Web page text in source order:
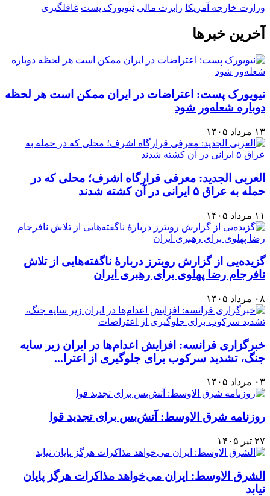
وزارت خارجه آمریکا رابرت مالی نیویورک پست غافلگیری
آخرین خبرها
نیویورک پست: اعتراضات در ایران ممکن است هر لحظه
دوباره شعله‌ور شود
۱۳ مرداد ۱۴۰۵
العربی الجدید: معرفی قرارگاه اشرف؛ محلی که در
حمله به عراق ۵ ایرانی در آن کشته شدند
۱۱ مرداد ۱۴۰۵
گزیده‌یی از گزارش رویترز دربارهٔ ناگفته‌هایی از تلاش
نافرجام رضا پهلوی برای رهبری ایران
۰۸ مرداد ۱۴۰۵
خبرگزاری فرانسه: افزایش اعدام‌ها در ایران زیر سایه
جنگ، تشدید سرکوب برای جلوگیری از اعترا...
۰۳ مرداد ۱۴۰۵
روزنامه شرق الاوسط: آتش‌بس برای تجدید قوا
۲۷ تیر ۱۴۰۵
الشرق الاوسط: ایران می‌خواهد مذاکرات هرگز پایان
نیابد